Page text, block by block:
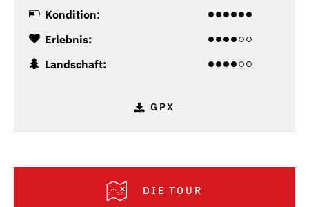
Kondition:
Erlebnis:
Landschaft:
GPX
DIE TOUR